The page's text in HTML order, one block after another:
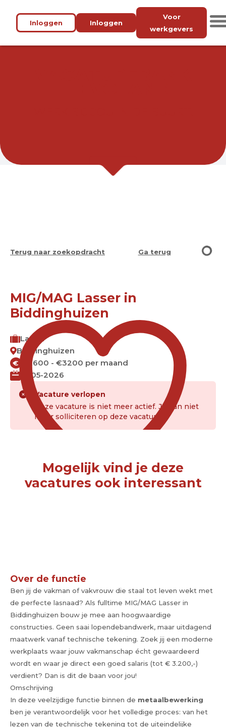
Inloggen Inloggen
Voor
werkgevers
Terug naar zoekopdracht Ga terug
MIG/MAG Lasser in
Biddinghuizen
Lasser
Biddinghuizen
€
€2600 - €3200 per maand
15-05-2026
Vacature verlopen
Deze vacature is niet meer actief. Je kan niet
meer solliciteren op deze vacature.
Mogelijk vind je deze
vacatures ook interessant
Over de functie
Ben jij de vakman of vakvrouw die staal tot leven wekt met
de perfecte lasnaad? Als fulltime MIG/MAG Lasser in
Biddinghuizen bouw je mee aan hoogwaardige
constructies. Geen saai lopendebandwerk, maar uitdagend
maatwerk vanaf technische tekening. Zoek jij een moderne
werkplaats waar jouw vakmanschap écht gewaardeerd
wordt en waar je direct een goed salaris (tot € 3.200,-)
verdient? Dan is dit de baan voor jou!
Omschrijving
In deze veelzijdige functie binnen de metaalbewerking
ben je verantwoordelijk voor het volledige proces: van het
lezen van de technische tekening tot de uiteindelijke